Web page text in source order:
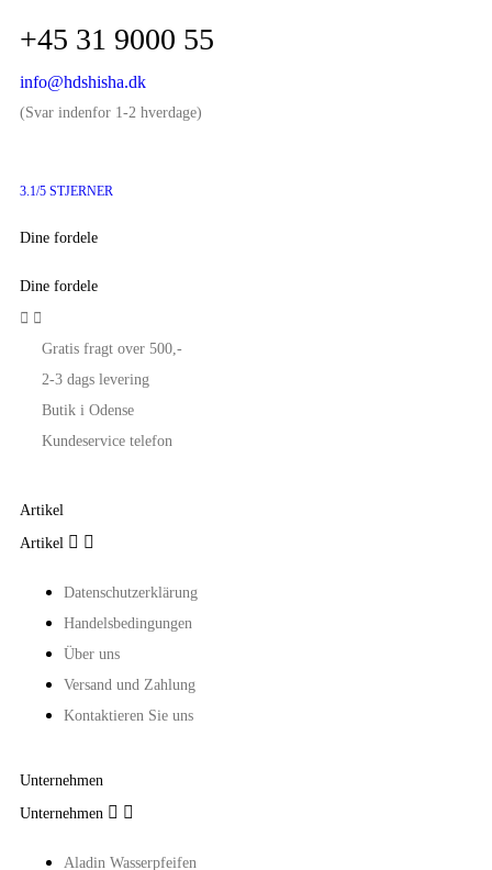
+45 31 9000 55
info@hdshisha.dk
(Svar indenfor 1-2 hverdage)
3.1/5 STJERNER
Dine fordele
Dine fordele
 
Gratis fragt over 500,-
2-3 dags levering
Butik i Odense
Kundeservice telefon
Artikel
Artikel  
Datenschutzerklärung
Handelsbedingungen
Über uns
Versand und Zahlung
Kontaktieren Sie uns
Unternehmen
Unternehmen  
Aladin Wasserpfeifen